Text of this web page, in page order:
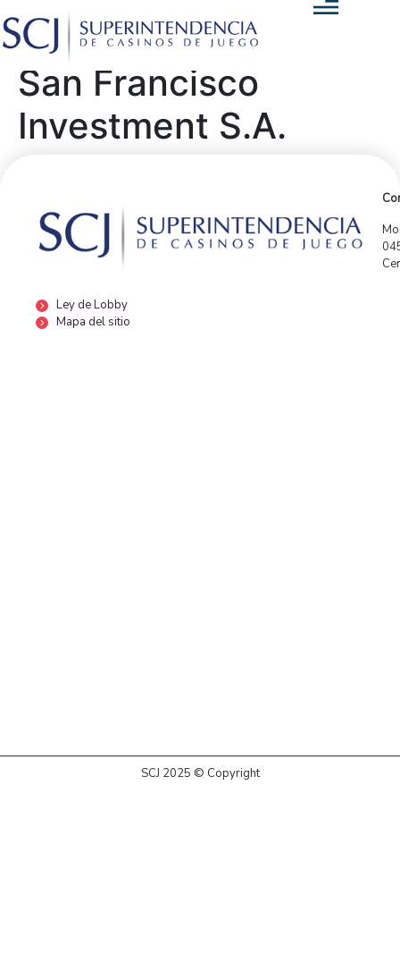
San Francisco
Investment S.A.
Ley de Lobby
Mapa del sitio
SCJ 2025 © Copyright